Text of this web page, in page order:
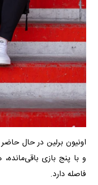
اونیون برلین در حال حاضر
و با پنج بازی
فاصله دارد.